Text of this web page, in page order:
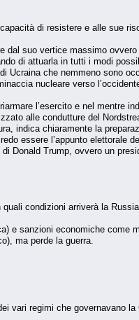
di resistere e alle sue
dal suo vertice massimo ovvero
di attuarla in tutti i modi
Ucraina che nemmeno sono
nucleare verso
l’esercito e nel mentre
alle condutture del
indica chiaramente la
essere l’appunto elettorale
Donald Trump, ovvero un
condizioni arriverà la
e sanzioni economiche come
ma perde la guerra.
vari regimi che governavano la